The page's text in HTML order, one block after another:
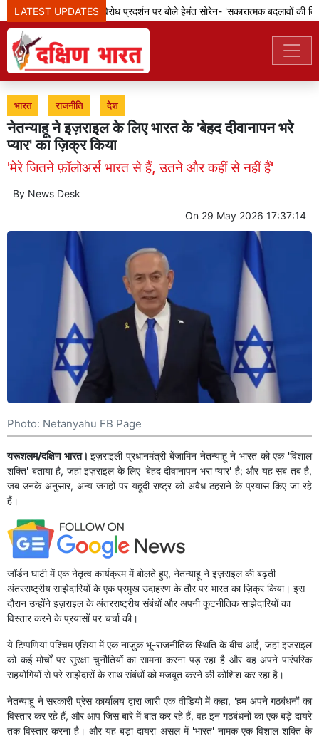
LATEST UPDATES
झारखंड: छात्रों के विरोध प्रदर्शन पर बोले हेमंत सोरेन- 'सकारात्मक बदलावों की
भारत राजनीति देश
नेतन्याहू ने इज़राइल के लिए भारत के 'बेहद दीवानापन भरे
प्यार' का ज़िक्र किया
'मेरे जितने फ़ॉलोअर्स भारत से हैं, उतने और कहीं से नहीं हैं'
By News Desk
On 29 May 2026 17:37:14
Photo: Netanyahu FB Page
यरूशलम/दक्षिण भारत।इज़राइली प्रधानमंत्री बेंजामिन नेतन्याहू ने भारत को एक 'विशाल
शक्ति' बताया है, जहां इज़राइल के लिए 'बेहद दीवानापन भरा प्यार' है; और यह सब तब है,
जब उनके अनुसार, अन्य जगहों पर यहूदी राष्ट्र को अवैध ठहराने के प्रयास किए जा रहे
हैं।
जॉर्डन घाटी में एक नेतृत्व कार्यक्रम में बोलते हुए, नेतन्याहू ने इज़राइल की बढ़ती
अंतरराष्ट्रीय साझेदारियों के एक प्रमुख उदाहरण के तौर पर भारत का ज़िक्र किया। इस
दौरान उन्होंने इज़राइल के अंतरराष्ट्रीय संबंधों और अपनी कूटनीतिक साझेदारियों का
विस्तार करने के प्रयासों पर चर्चा की।
ये टिप्पणियां पश्चिम एशिया में एक नाजुक भू-राजनीतिक स्थिति के बीच आईं, जहां इजराइल
को कई मोर्चों पर सुरक्षा चुनौतियों का सामना करना पड़ रहा है और वह अपने पारंपरिक
सहयोगियों से परे साझेदारों के साथ संबंधों को मजबूत करने की कोशिश कर रहा है।
नेतन्याहू ने सरकारी प्रेस कार्यालय द्वारा जारी एक वीडियो में कहा, 'हम अपने गठबंधनों का
विस्तार कर रहे हैं, और आप जिस बारे में बात कर रहे हैं, वह इन गठबंधनों का एक बड़े दायरे
तक विस्तार करना है। और यह बड़ा दायरा असल में 'भारत' नामक एक विशाल शक्ति के